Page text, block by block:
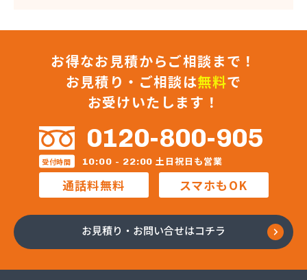
佐藤燃料店
佐野市エルピーガス販売協同組合
佐野燃料
細井プロパン
三愛オブリガス東日本株式会社 栃木支店 宇都宮
営業所/卸売課
三柴正雄商店
三田岱治商店
氏家高圧ガス保安センター
小篠酸素株式会社
お得なお見積からご相談まで！
お見積り・ご相談は無料で
お受けいたします！
0120-800-905
受付時間 10:00 - 22:00 土日祝日も営業
通話料無料 スマホもOK
お見積り・お問い合せはコチラ